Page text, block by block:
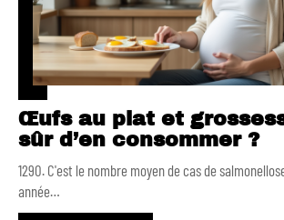
Œufs au plat et
sûr d’en consommer ?
1290. C'est le nombre moyen de cas de
année…